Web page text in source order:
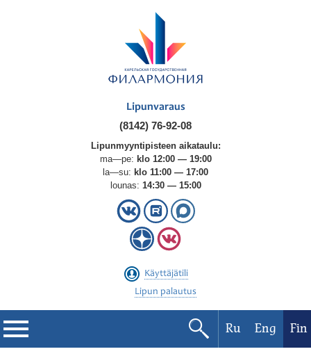
Lipunvaraus
(8142) 76-92-08
Lipunmyyntipisteen aikataulu:
ma—pe: klo 12:00 — 19:00
la—su: klo 11:00 — 17:00
lounas: 14:30 — 15:00
Käyttäjätili
Lipun palautus
Ru Eng Fin